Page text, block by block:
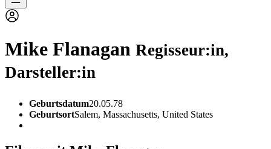
Mike Flanagan Regisseur:in,
Darsteller:in
Geburtsdatum20.05.78
GeburtsortSalem, Massachusetts, United States